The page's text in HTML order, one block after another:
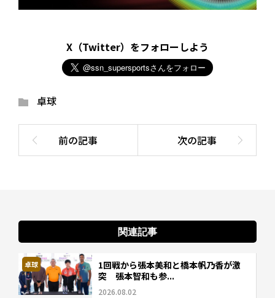
X（Twitter）をフォローしよう
卓球
関連記事
卓球
1回戦から張本美和と橋本帆乃香が激
突 張本智和も参...
2026.08.02